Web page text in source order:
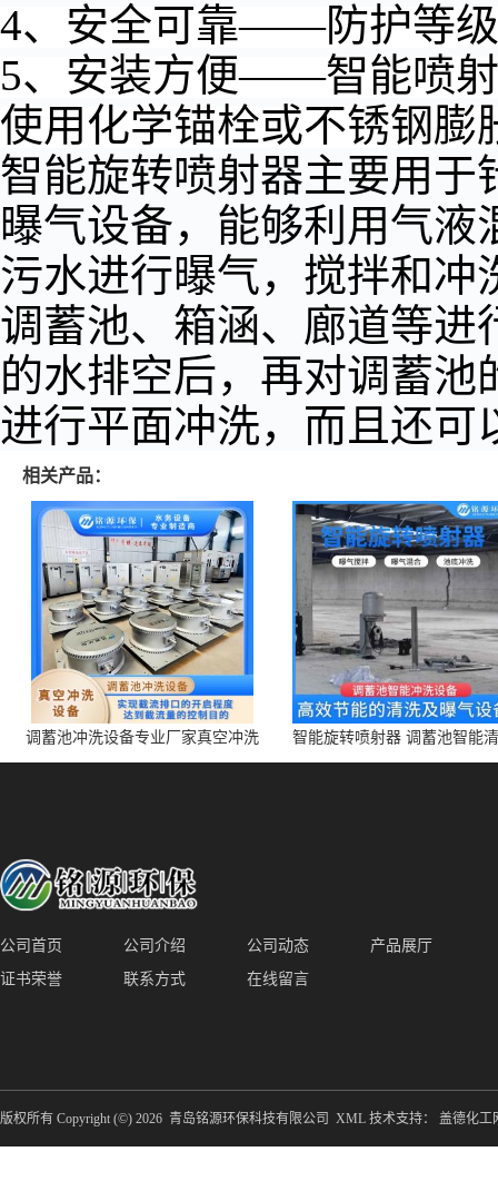
4、安全可靠——防护等级
5、安装方便——智能喷
使用化学锚栓或不锈钢膨
智能旋转喷射器主要用于
曝气设备，能够利用气
污水进行曝气，搅拌和
调蓄池、箱涵、廊道等进
的水排空后，再对调蓄
进行平面冲洗，而且还可
相关产品：
调蓄池冲洗设备专业厂家真空冲洗
装置厂家青岛铭源环保减少堵塞设
智能旋转喷射器 调蓄池智能
点对点面对面旋转清洗
公司首页 公司介绍 公司动态
产品展厅
证书荣誉
联系方式 在线留言
版权所有 Copyright (©) 2026 青岛铭源环保科技有限公司 XML 技术支持： 盖德化工